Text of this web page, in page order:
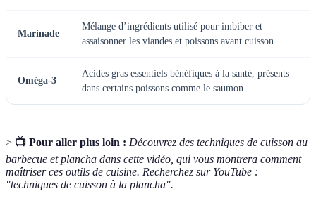
Marinade
Mélange d’ingrédients utilisé pour imbiber et
assaisonner les viandes et poissons avant cuisson.
Oméga-3
Acides gras essentiels bénéfiques à la santé, présents
dans certains poissons comme le saumon.
> 📺 Pour aller plus loin : Découvrez des techniques de cuisson au
barbecue et plancha dans cette vidéo, qui vous montrera comment
maîtriser ces outils de cuisine. Recherchez sur YouTube :
"techniques de cuisson à la plancha".